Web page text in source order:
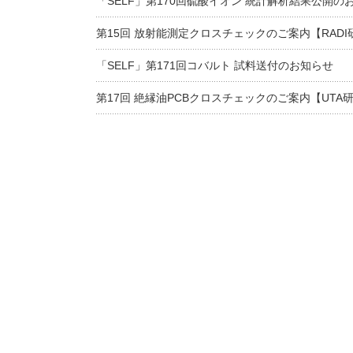
第15回 放射能測定クロスチェックのご案内【RADI
「SELF」第171回コバルト 試料送付のお知らせ
第17回 絶縁油PCBクロスチェックのご案内【UTA研